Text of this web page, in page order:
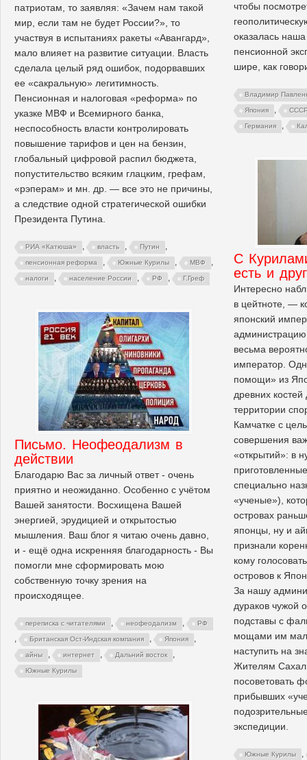
патриотам, то заявляя: «Зачем нам такой
мир, если там не будет России?», то
участвуя в испытаниях ракеты «Авангард»,
мало влияет на развитие ситуации. Власть
сделала целый ряд ошибок, подорвавших
ее «сакральную» легитимность.
Пенсионная и налоговая «реформа» по
указке МВФ и Всемирного банка,
неспособность власти контролировать
повышение тарифов и цен на бензин,
глобальный цифровой распил бюджета,
попустительство всяким глацким, грефам,
«рэперам» и мн. др. — все это не причины,
а следствие одной стратегической ошибки
Президента Путина.
РИА «Катюша» , власть , Путин ,
пенсионная реформа , Южные Курилы , МВФ ,
налоги , население России , РФ , Г.Греф
чтобы
оказалась
пенсионной
шире, как
Владимир
Япония ,
Германия ,
С
есть и
Интересно
в цейтноте, —
японский
администрацию
весьма
император.
помощи» из
древних
территории
Камчатке с
совершения
«открытий»: в
специально
«ученые»),
островах
японцы, ну и
признали
кому
островов к
За нашу
дураков чужой
подставы с
мощами им
наступить на
Жителям
посоветовать
прибывших
экспедиции.
Южные Курилы ,
Письмо. Неофеодализм в
действии
Благодарю Вас за личный ответ - очень
приятно и неожиданно. Особенно с учётом
Вашей занятости. Восхищена Вашей
энергией, эрудицией и открытостью
мышления. Ваш блог я читаю очень давно,
и - ещё одна искренняя благодарность - Вы
помогли мне сформировать мою
собственную точку зрения на
происходящее.
переписка с читателями , неофеодализм , РФ
, Британская Ост-Индская компания , Япония ,
айны , интернет , Дальний восток ,
Южные Курилы